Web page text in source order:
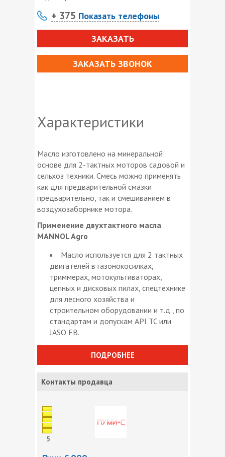
+ 375 Показать телефоны
ЗАКАЗАТЬ
ЗАКАЗАТЬ ЗВОНОК
Характеристики
Масло изготовлено на минеральной
основе для 2-тактных моторов садовой и
сельхоз техники. Смесь можно применять
как для предварительной смазки
предварительно, так и смешиванием в
воздухозаборнике мотора.
Применение двухтактного масла
MANNOL Agro
Масло используется для 2 тактных
двигателей в газонокосилках,
триммерах, мотокультиваторах,
цепных и дисковых пилах, спецтехнике
для лесного хозяйства и
строительном оборудовании и т.д., по
стандартам и допускам API TC или
JASO FB.
ПОДРОБНЕЕ
Контакты продавца
5